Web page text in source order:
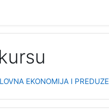
EKONOMIJA I